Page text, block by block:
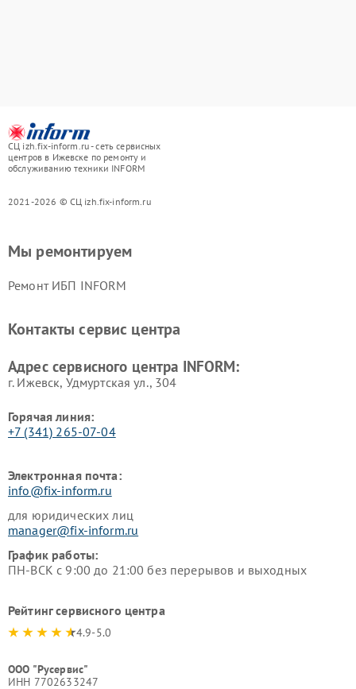
СЦ izh.fix-inform.ru - сеть сервисных
центров в Ижевске по ремонту и
обслуживанию техники INFORM
2021-2026 © СЦ izh.fix-inform.ru
Мы ремонтируем
Ремонт ИБП INFORM
Контакты сервис центра
Адрес сервисного центра INFORM:
г. Ижевск, Удмуртская ул., 304
Горячая линия:
+7 (341) 265-07-04
Электронная почта:
info@fix-inform.ru
для юридических лиц
manager@fix-inform.ru
График работы:
ПН-ВСК с 9:00 до 21:00 без перерывов и выходных
Рейтинг сервисного центра
4.9-5.0
ООО "Русервис"
ИНН 7702633247